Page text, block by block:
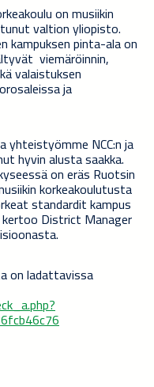
on musiikin
valtion yliopisto.
kampuksen pinta-ala on
viemäröinnin,
valaistuksen
ja
yhteistyömme NCC:n ja
hyvin alusta saakka.
on eräs Ruotsin
korkeakoulutusta
standardit kampus
District Manager
on ladattavissa